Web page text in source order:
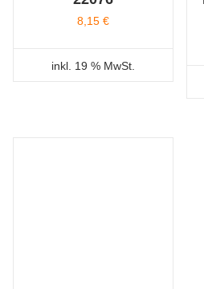
8,15 €
inkl. 19 % MwSt.